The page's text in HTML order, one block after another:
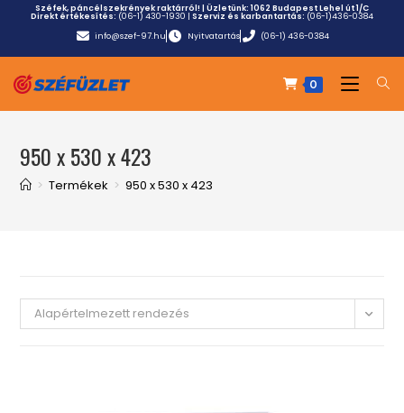
Széfek, páncélszekrények raktárról! | Üzletünk:1062 Budapest Lehel út 1/C
Direkt értékesítés: (06-1) 430-1930 | Szerviz és karbantartás: (06-1)436-0384
info@szef-97.hu
Nyitvatartás (06-1) 436-0384
0
950 x 530 x 423
> Termékek > 950 x 530 x 423
Alapértelmezett rendezés